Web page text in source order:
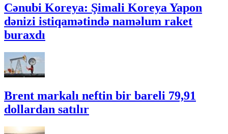
Cənubi Koreya: Şimali Koreya Yapon
dənizi istiqamətində naməlum raket
buraxdı
Brent markalı neftin bir bareli 79,91
dollardan satılır